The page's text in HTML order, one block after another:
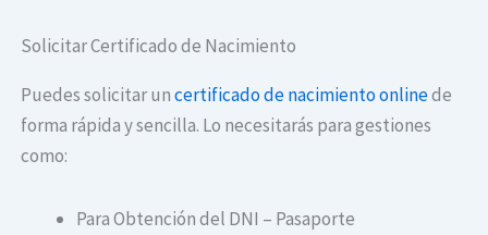
Solicitar Certificado de Nacimiento
Puedes solicitar uncertificado de nacimiento onlinede
forma rápida y sencilla. Lo necesitarás para gestiones
como:
Para Obtención del DNI – Pasaporte